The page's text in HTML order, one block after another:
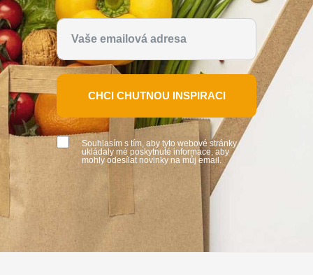
CHCI CHUTNOU INSPIRACI
Souhlasím s tím, aby tyto webové stránky
ukládaly mé poskytnuté informace, aby
mohly odesílat novinky na můj email.